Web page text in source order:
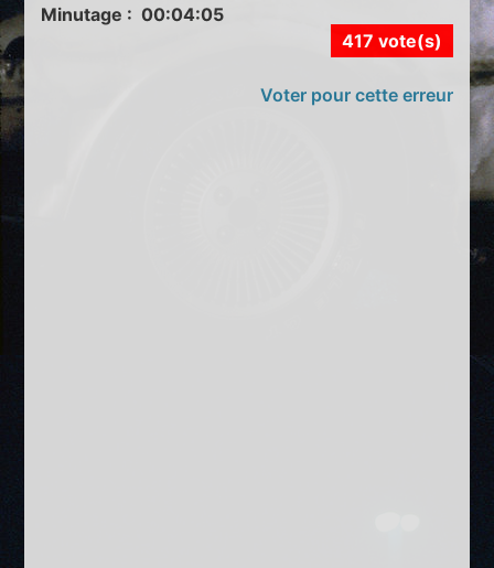
Minutage : 00:04:05
417 vote(s)
Voter pour cette erreur